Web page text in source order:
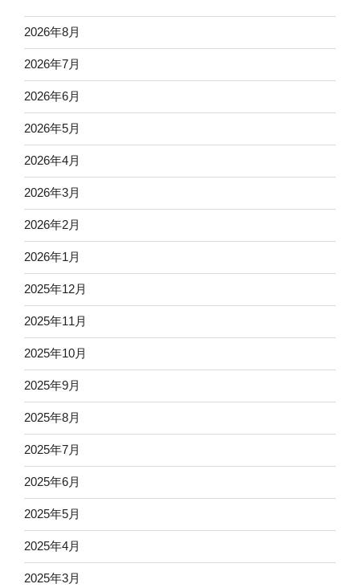
2026年8月
2026年7月
2026年6月
2026年5月
2026年4月
2026年3月
2026年2月
2026年1月
2025年12月
2025年11月
2025年10月
2025年9月
2025年8月
2025年7月
2025年6月
2025年5月
2025年4月
2025年3月